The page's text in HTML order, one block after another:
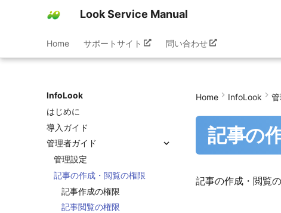
Look Service Manual
Home サポートサイト 問い合わせ
InfoLook
はじめに
導入ガイド
管理者ガイド
管理設定
記事の作成・閲覧の権限
記事作成の権限
記事閲覧の権限
Home InfoLook
記事の
記事の作成・閲覧